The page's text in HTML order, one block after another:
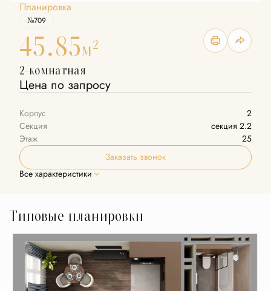
Планировка
№709
45.85м2
2-комнатная
Цена по запросу
Корпус
2
Секция
секция 2.2
Этаж
25
Заказать звонок
Все характеристики
Типовые планировки